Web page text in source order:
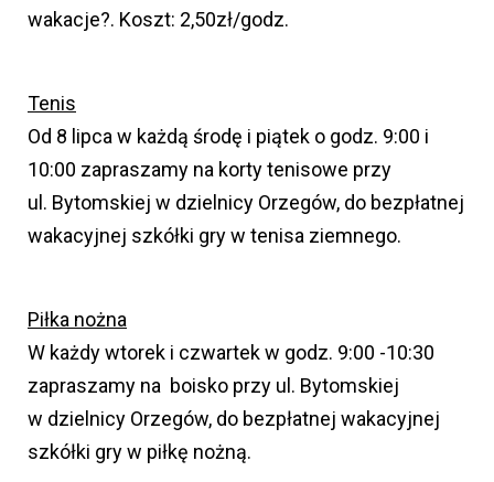
wakacje?. Koszt: 2,50zł/godz.
Tenis
Od 8 lipca w każdą środę i piątek o godz. 9:00 i
10:00 zapraszamy na korty tenisowe przy
ul. Bytomskiej w dzielnicy Orzegów, do bezpłatnej
wakacyjnej szkółki gry w tenisa ziemnego.
Piłka nożna
W każdy wtorek i czwartek w godz. 9:00 -10:30
zapraszamy na boisko przy ul. Bytomskiej
w dzielnicy Orzegów, do bezpłatnej wakacyjnej
szkółki gry w piłkę nożną.